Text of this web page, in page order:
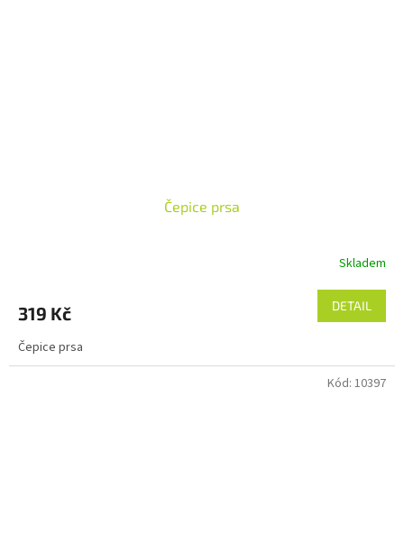
Čepice prsa
Skladem
319 Kč DETAIL
Čepice prsa
Kód: 10397